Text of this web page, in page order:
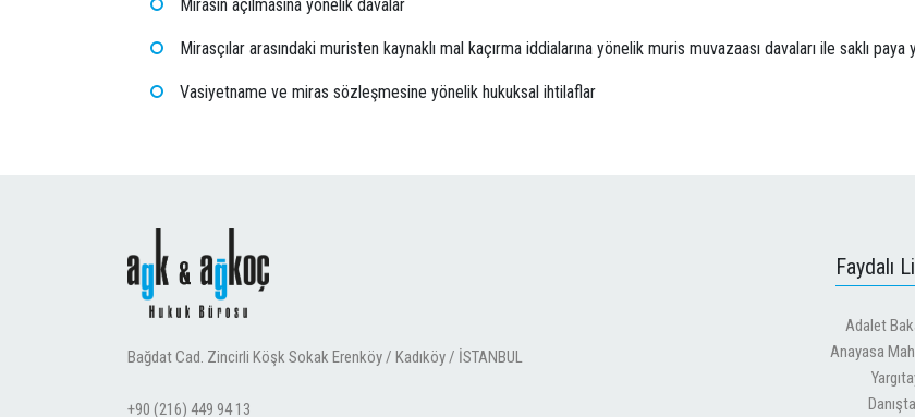
Mirasın açılmasına yönelik davalar
Mirasçılar arasındaki muristen kaynaklı mal kaçırma iddialarına yönelik muris muvazaası davaları ile saklı
Vasiyetname ve miras sözleşmesine yönelik hukuksal ihtilaflar
Bağdat Cad. Zincirli Köşk Sokak Erenköy / Kadıköy / İSTANBUL
+90 (216) 449 94 13
Faydalı
Adalet
Anayasa